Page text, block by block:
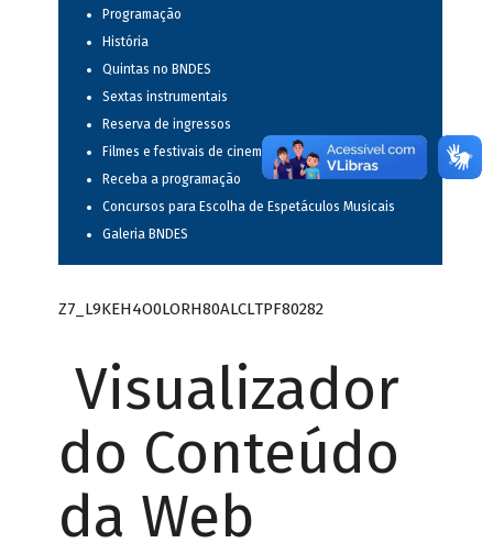
Programação
História
Quintas no BNDES
Sextas instrumentais
Reserva de ingressos
Filmes e festivais de cinema
Receba a programação
Concursos para Escolha de Espetáculos Musicais
Galeria BNDES
Z7_L9KEH4O0LORH80ALCLTPF80282
Visualizador
do Conteúdo
da Web